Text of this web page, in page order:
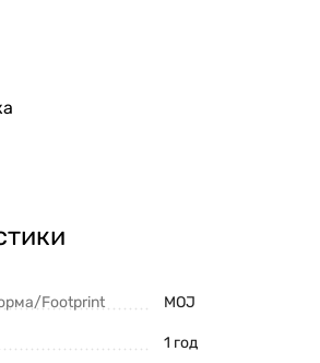
Footprint MOJ
1 год